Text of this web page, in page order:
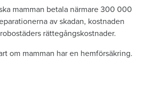
mamman betala närmare 300 000
av skadan, kostnaden
rättegångskostnader.
om mamman har en hemförsäkring.